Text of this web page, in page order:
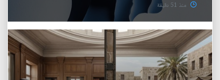
منذ 51 دقيقة